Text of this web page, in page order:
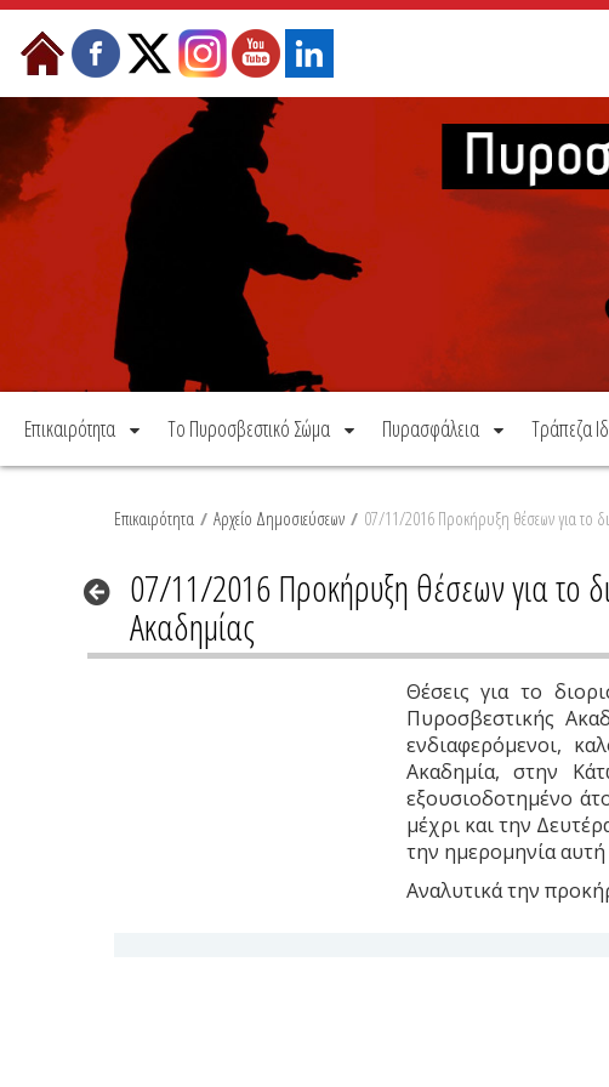
Μετάβαση στο περιεχόμενο
Επικαιρότητα Το Πυροσβεστικό Σώμα Πυρασφάλεια Τράπεζα
Επικαιρότητα / Αρχείο Δημοσιεύσεων / 07/11/2016 Προκήρυξη θέσεων για το
07/11/2016 Προκήρυξη θέσεων για το
Ακαδημίας
Θέσεις για το
Πυροσβεστικής
ενδιαφερόμενοι,
Ακαδημία, στην
εξουσιοδοτημένο
μέχρι και την
την ημερομηνία αυτή
Αναλυτικά την